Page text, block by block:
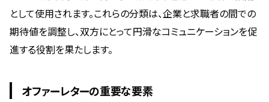
として使用されます。これらの分類は、企業と求職者の間での
期待値を調整し、双方にとって円滑なコミュニケーションを促
進する役割を果たします。
オファーレターの重要な要素